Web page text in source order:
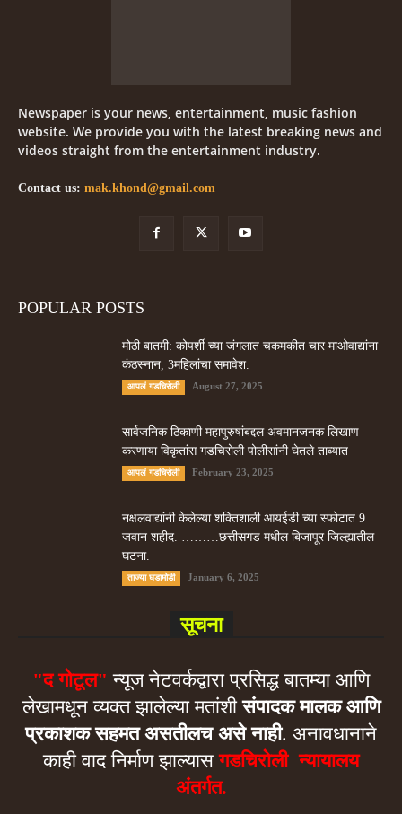
Newspaper is your news, entertainment, music fashion
website. We provide you with the latest breaking news and
videos straight from the entertainment industry.
Contact us: mak.khond@gmail.com
POPULAR POSTS
मोठी बातमी: कोपर्शी च्या जंगलात चकमकीत चार माओवाद्यांना
कंठस्नान, 3महिलांचा समावेश.
आपलं गडचिरोली August 27, 2025
सार्वजनिक ठिकाणी महापुरुषांबद्दल अवमानजनक लिखाण
करणा­या विकृतांस गडचिरोली पोलीसांनी घेतले ताब्यात
आपलं गडचिरोली February 23, 2025
नक्षलवाद्यांनी केलेल्या शक्तिशाली आयईडी च्या स्फोटात 9
जवान शहीद. ………छत्तीसगड मधील बिजापूर जिल्ह्यातील
घटना.
ताज्या घडामोडी January 6, 2025
सूचना
"द गोटूल" न्यूज नेटवर्कद्वारा प्रसिद्ध बातम्या आणि
लेखामधून व्यक्त झालेल्या मतांशीसंपादक मालक आणि
प्रकाशक सहमत असतीलच असे नाही. अनावधानाने
काही वाद निर्माण झाल्यास गडचिरोली न्यायालय
अंतर्गत.